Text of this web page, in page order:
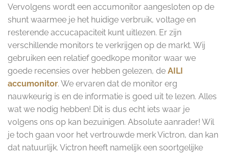
Vervolgens wordt een accumonitor aangesloten op de
shunt waarmee je het huidige verbruik, voltage en
resterende accucapaciteit kunt uitlezen. Er zijn
verschillende monitors te verkrijgen op de markt. Wij
gebruiken een relatief goedkope monitor waar we
goede recensies over hebben gelezen, de AILI
accumonitor. We ervaren dat de monitor erg
nauwkeurig is en de informatie is goed uit te lezen. Alles
wat we nodig hebben! Dit is dus echt iets waar je
volgens ons op kan bezuinigen. Absolute aanrader! Wil
je toch gaan voor het vertrouwde merk Victron, dan kan
dat natuurlijk. Victron heeft namelijk een soortgelijke